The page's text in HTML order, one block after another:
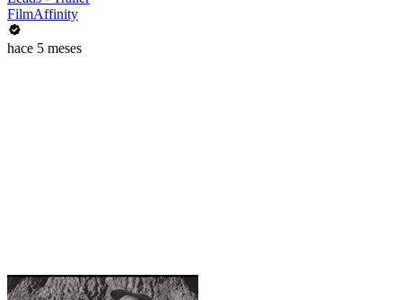
FilmAffinity
hace 5 meses